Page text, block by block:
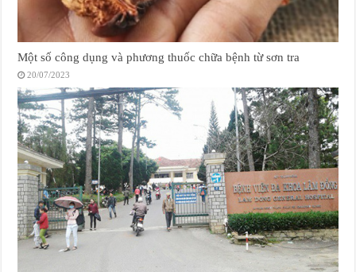
Một số công dụng và phương thuốc chữa bệnh từ sơn tra
20/07/2023